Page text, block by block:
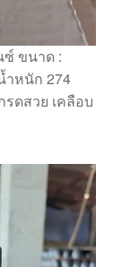
ซ์ ขนาด :
ำหนัก 274
รดสวย เคลือบ